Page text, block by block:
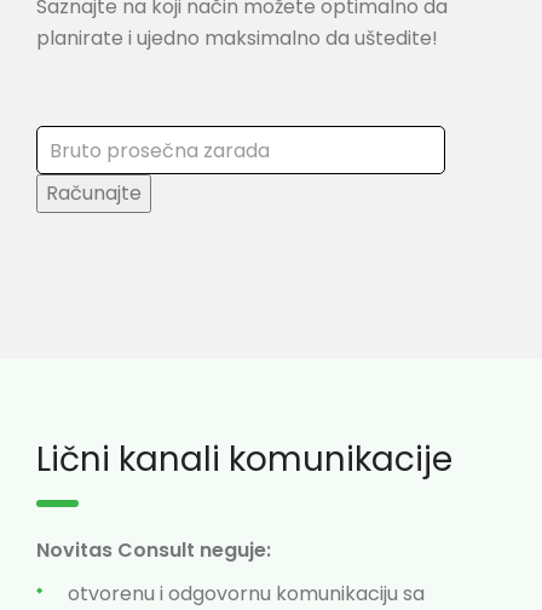
Saznajte na koji način možete optimalno da
planirate i ujedno maksimalno da uštedite!
Računajte
Lični kanali komunikacije
Novitas Consult neguje:
otvorenu i odgovornu komunikaciju sa